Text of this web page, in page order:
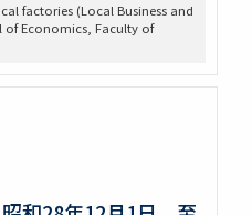
factories (Local Business and
of Economics, Faculty of